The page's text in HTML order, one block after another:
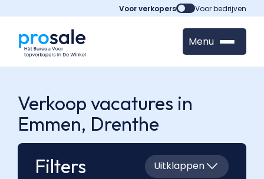
Voor verkopers Voor bedrijven
Menu
Verkoop vacatures in
Emmen, Drenthe
Filters
Uitklappen